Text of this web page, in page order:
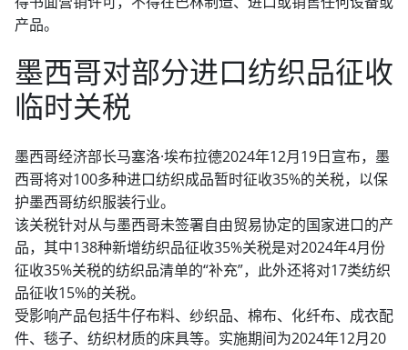
产品。
墨西哥对部分进口纺织品征收
临时关税
墨西哥经济部长马塞洛·埃布拉德2024年12月19日宣布，墨
西哥将对100多种进口纺织成品暂时征收35%的关税，以保
护墨西哥纺织服装行业。
该关税针对从与墨西哥未签署自由贸易协定的国家进口的产
品，其中138种新增纺织品征收35%关税是对2024年4月份
征收35%关税的纺织品清单的“补充”，此外还将对17类纺织
品征收15%的关税。
受影响产品包括牛仔布料、纱织品、棉布、化纤布、成衣配
件、毯子、纺织材质的床具等。实施期间为2024年12月20